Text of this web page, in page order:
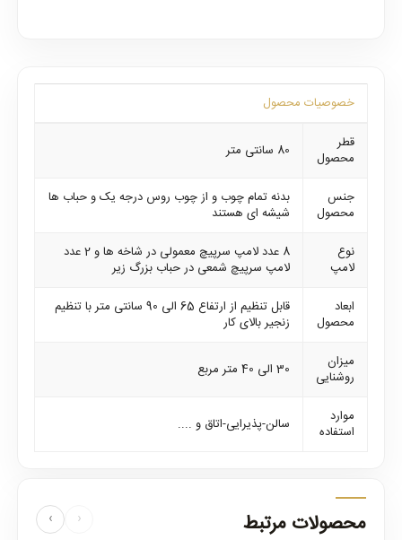
خصوصیات محصول
قطر
محصول
80 سانتی متر
جنس
محصول
بدنه تمام چوب و از چوب روس درجه یک و حباب ها
شیشه ای هستند
نوع
لامپ
8 عدد لامپ سرپیچ معمولی در شاخه ها و 2 عدد
لامپ سرپیچ شمعی در حباب بزرگ زیر
ابعاد
محصول
قابل تنظیم از ارتفاع 65 الی 90 سانتی متر با تنظیم
زنجیر بالای کار
میزان
روشنایی
30 الی 40 متر مربع
موارد
استفاده
سالن-پذیرایی-اتاق و ....
محصولات مرتبط ‹
›